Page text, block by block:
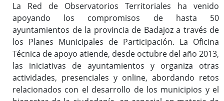
La Red de Observatorios Territoriales ha venido
apoyando los compromisos de hasta 50
ayuntamientos de la provincia de Badajoz a través de
los Planes Municipales de Participación. La Oficina
Técnica de apoyo atiende, desde octubre del año 2013,
las iniciativas de ayuntamientos y organiza otras
actividades, presenciales y online, abordando retos
relacionados con el desarrollo de los municipios y el